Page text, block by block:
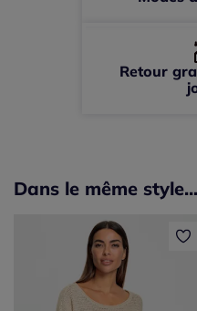
Retour
Dans le même style...